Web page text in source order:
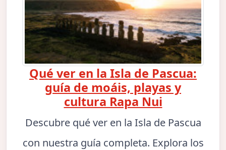
Qué ver en la Isla de Pascua:
guía de moáis, playas y
cultura Rapa Nui
Descubre qué ver en la Isla de Pascua
con nuestra guía completa. Explora los